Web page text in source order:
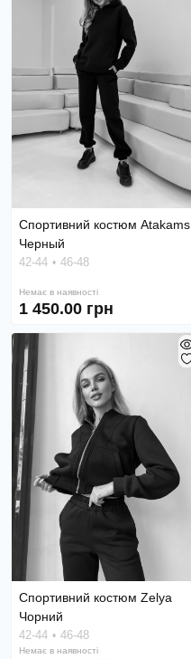
Спортивний костюм Atakams
Черный
42-44 46-48
Немає в наявності
1 450.00 грн
Спортивний костюм Zelya
Чорний
42-44 46-48
Немає в наявності